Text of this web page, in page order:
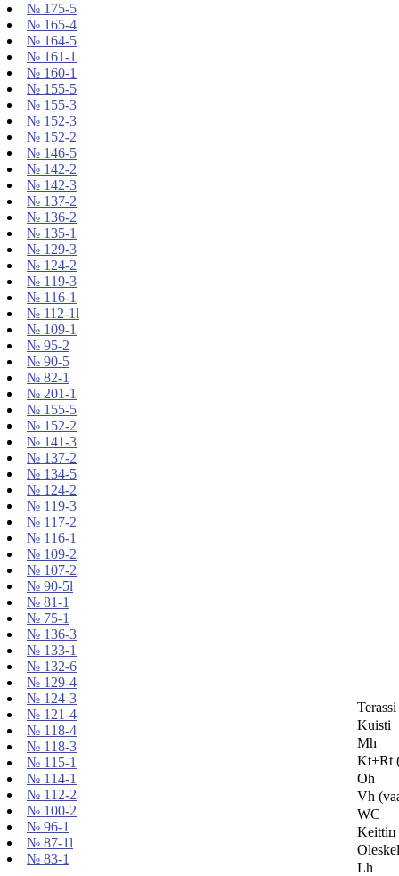
№ 175-5
№ 165-4
№ 164-5
№ 161-1
№ 160-1
№ 155-5
№ 155-3
№ 152-3
№ 152-2
№ 146-5
№ 142-2
№ 142-3
№ 137-2
№ 136-2
№ 135-1
№ 129-3
№ 124-2
№ 119-3
№ 116-1
№ 112-1l
№ 109-1
№ 95-2
№ 90-5
№ 82-1
№ 201-1
№ 155-5
№ 152-2
№ 141-3
№ 137-2
№ 134-5
№ 124-2
№ 119-3
№ 117-2
№ 116-1
№ 109-2
№ 107-2
№ 90-5l
№ 81-1
№ 75-1
№ 136-3
№ 133-1
№ 132-6
№ 129-4
№ 124-3
№ 121-4
№ 118-4
№ 118-3
№ 115-1
№ 114-1
№ 112-2
№ 100-2
№ 96-1
№ 87-1l
№ 83-1
Terassi
Kuisti
Mh
Kt+Rt
Oh
Vh
WC
Keittiц
Lh